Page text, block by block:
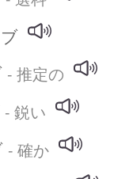
- 推定の
- 鋭い
- 確か